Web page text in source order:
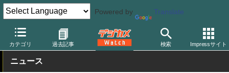
Powered by Translate
カテゴリ 過去記事 検索 Impressサイト
デジカメ Watch その他
ニュース